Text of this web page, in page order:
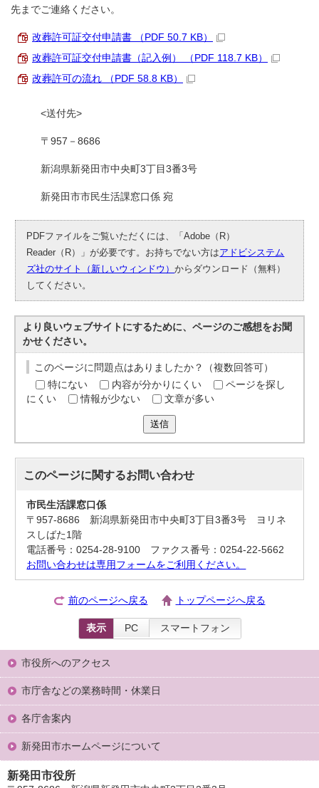
先までご連絡ください。
改葬許可証交付申請書 （PDF 50.7 KB）
改葬許可証交付申請書（記入例） （PDF 118.7 KB）
改葬許可の流れ （PDF 58.8 KB）
<送付先>
〒957－8686
新潟県新発田市中央町3丁目3番3号
新発田市市民生活課窓口係 宛
PDFファイルをご覧いただくには、「Adobe（R）
Reader（R）」が必要です。お持ちでない方はアドビシステム
ズ社のサイト（新しいウィンドウ）からダウンロード（無料）
してください。
より良いウェブサイトにするために、ページのご感想をお聞
かせください。
このページに問題点はありましたか？（複数回答可）
特にない
内容が分かりにくい
ページを探し
にくい
情報が少ない 文章が多い
送信
このページに関するお問い合わせ
市民生活課窓口係
〒957-8686 新潟県新発田市中央町3丁目3番3号 ヨリネ
スしばた1階
電話番号：0254-28-9100 ファクス番号：0254-22-5662
お問い合わせは専用フォームをご利用ください。
前のページへ戻る トップページへ戻る
表示 PC スマートフォン
市役所へのアクセス
市庁舎などの業務時間・休業日
各庁舎案内
新発田市ホームページについて
新発田市役所